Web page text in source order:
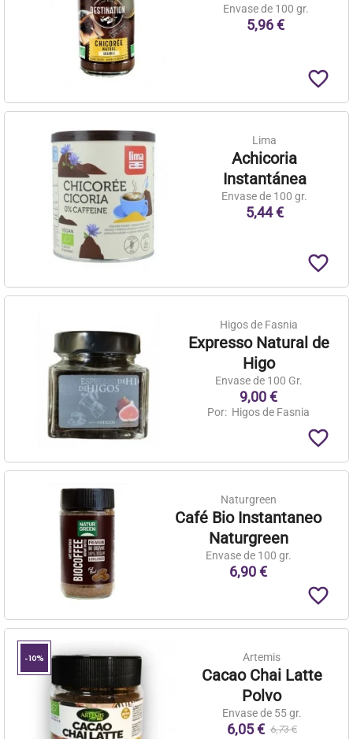
Envase de 100 gr.
5,96 €
favorite_border
Lima
Achicoria
Instantánea
Envase de 100 gr.
5,44 €
favorite_border
Higos de Fasnia
Expresso Natural de
Higo
Envase de 100 Gr.
9,00 €
Por: Higos de Fasnia
favorite_border
Naturgreen
Café Bio Instantaneo
Naturgreen
Envase de 100 gr.
6,90 €
favorite_border
-10% Artemis
Cacao Chai Latte
Polvo
Envase de 55 gr.
6,05 € 6,73 €